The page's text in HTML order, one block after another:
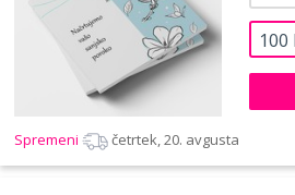
100
Spremeni četrtek, 20. avgusta